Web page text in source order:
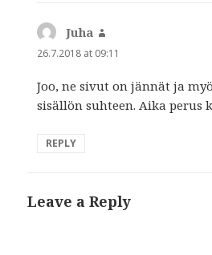
Juha
26.7.2018 at 09:11
Joo, ne sivut on jännät ja
sisällön suhteen. Aika perus
REPLY
Leave a Reply